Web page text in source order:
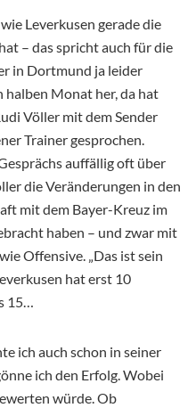
Leverkusen gerade die
– das spricht auch für die
in Dortmund ja leider
halben Monat her, da hat
Völler mit dem Sender
Trainer gesprochen.
auffällig oft über
die Veränderungen in den
mit dem Bayer-Kreuz im
haben – und zwar mit
Offensive. „Das ist sein
hat erst 10
ich auch schon in seiner
ich den Erfolg. Wobei
würde. Ob